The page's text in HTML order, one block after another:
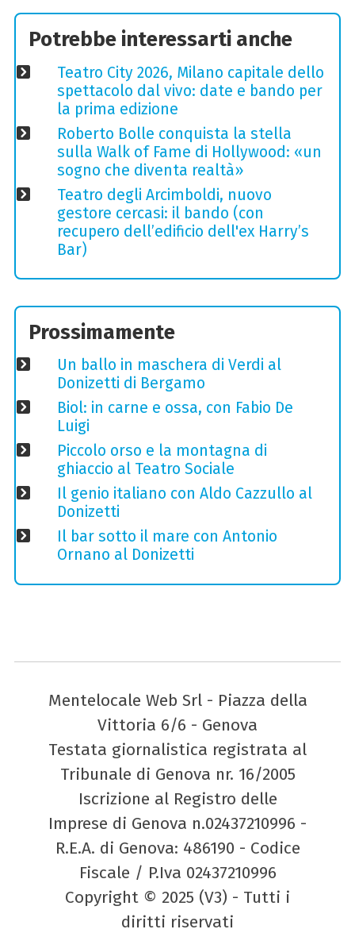
Potrebbe interessarti anche
Teatro City 2026, Milano capitale dello
spettacolo dal vivo: date e bando per
la prima edizione
Roberto Bolle conquista la stella
sulla Walk of Fame di Hollywood: «un
sogno che diventa realtà»
Teatro degli Arcimboldi, nuovo
gestore cercasi: il bando (con
recupero dell’edificio dell'ex Harry’s
Bar)
Prossimamente
Un ballo in maschera di Verdi al
Donizetti di Bergamo
Biol: in carne e ossa, con Fabio De
Luigi
Piccolo orso e la montagna di
ghiaccio al Teatro Sociale
Il genio italiano con Aldo Cazzullo al
Donizetti
Il bar sotto il mare con Antonio
Ornano al Donizetti
Mentelocale Web Srl - Piazza della
Vittoria 6/6 - Genova
Testata giornalistica registrata al
Tribunale di Genova nr. 16/2005
Iscrizione al Registro delle
Imprese di Genova n.02437210996 -
R.E.A. di Genova: 486190 - Codice
Fiscale / P.Iva 02437210996
Copyright © 2025 (V3) - Tutti i
diritti riservati